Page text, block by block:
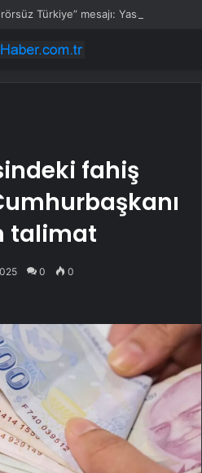
fahiş
talimat
0 0